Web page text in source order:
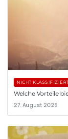
NICHT
Welche Vorteile
27. August 2025